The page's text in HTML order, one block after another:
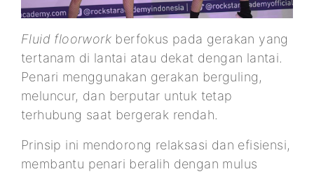
Fluid floorwork berfokus pada gerakan yang
tertanam di lantai atau dekat dengan lantai.
Penari menggunakan gerakan berguling,
meluncur, dan berputar untuk tetap
terhubung saat bergerak rendah.
Prinsip ini mendorong relaksasi dan efisiensi,
membantu penari beralih dengan mulus